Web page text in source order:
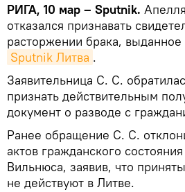
РИГА, 10 мар – Sputnik.
отказался признавать
расторжении брака,
Sputnik Литва .
Заявительница С. С.
признать действительным
документ о разводе с
Ранее обращение С. С.
актов гражданского
Вильнюса, заявив, что
не действуют в Литве.